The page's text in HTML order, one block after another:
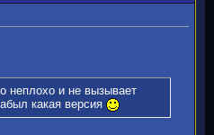
неплохо и не вызывает
какая версия